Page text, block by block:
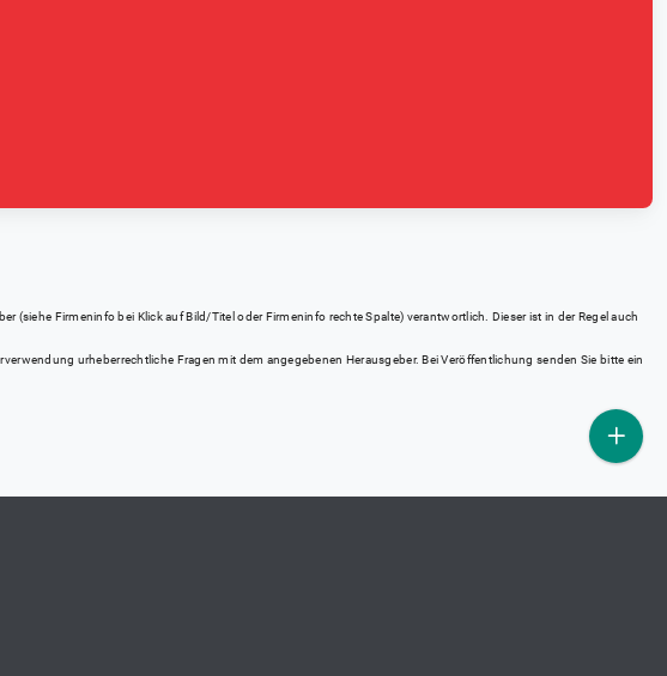
(siehe Firmeninfo bei Klick auf Bild/Titel oder Firmeninfo rechte Spalte) verantwortlich. Dieser ist in der Regel auch
urheberrechtliche Fragen mit dem angegebenen Herausgeber. Bei Veröffentlichung senden Sie bitte ein